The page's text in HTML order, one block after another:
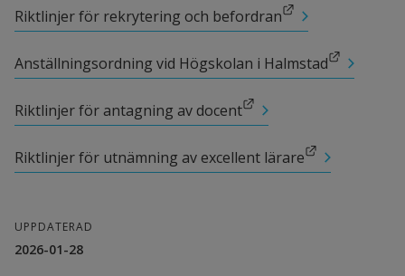
Riktlinjer för rekrytering och befordran
Länk till annan webbplats.
Anställningsordning vid Högskolan i Halmstad
Länk till annan webbplats.
Riktlinjer för antagning av docent
Länk till annan webbplats.
Riktlinjer för utnämning av excellent lärare
Länk till annan webbplats.
UPPDATERAD
2026-01-28